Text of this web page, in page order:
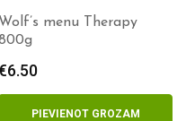
KB Complete Zirgs 1kg
10.90
NAV PIEEJAMS